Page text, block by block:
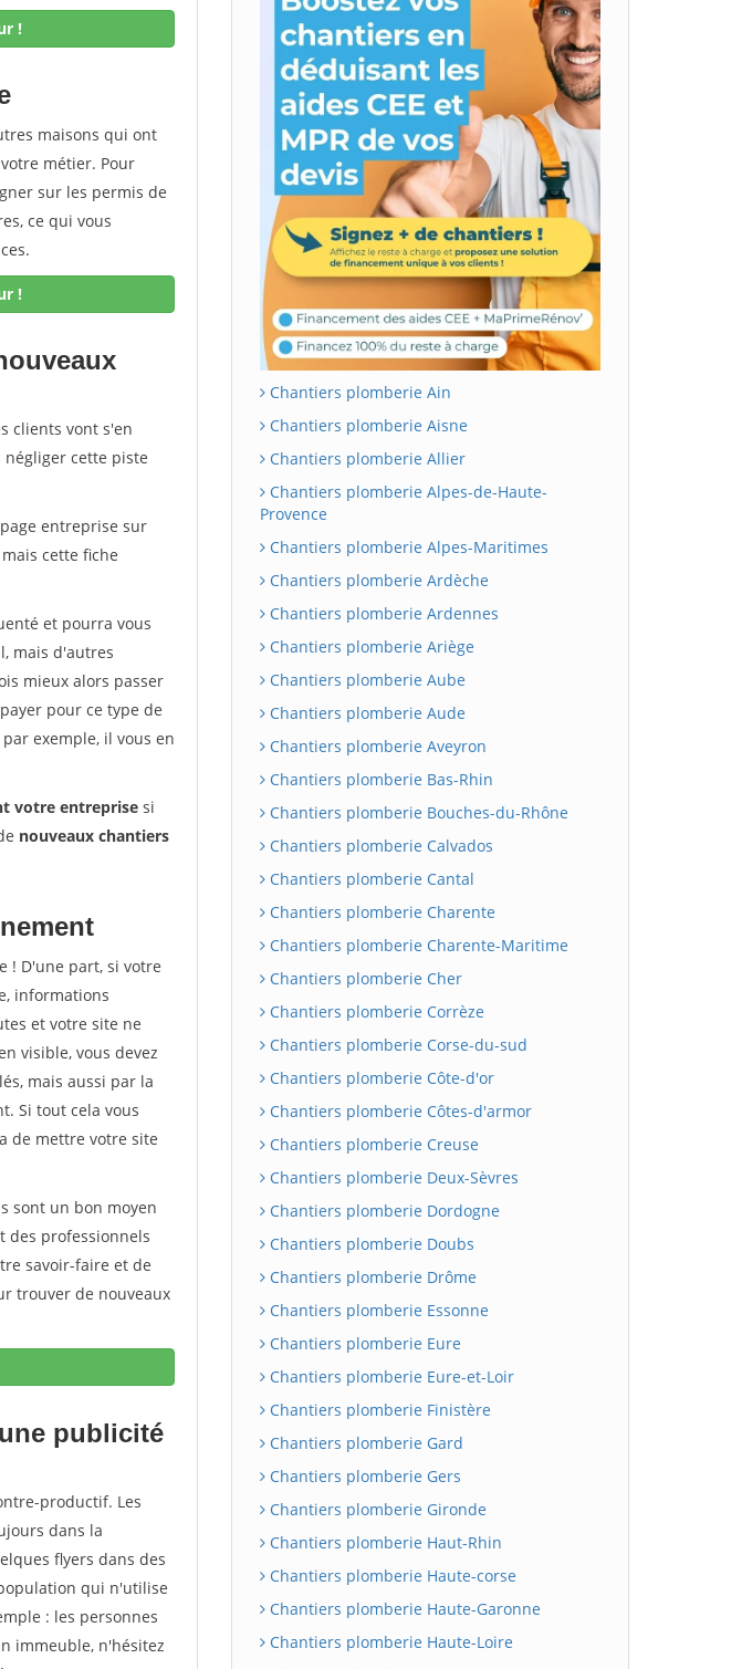
!
maisons qui ont
métier. Pour
sur les permis de
ce qui vous
!
clients vont s'en
cette piste
entreprise sur
cette fiche
et pourra vous
mais d'autres
mieux alors passer
pour ce type de
exemple, il vous en
votre entreprise si
nouveaux chantiers
! D'une part, si votre
informations
et votre site ne
visible, vous devez
mais aussi par la
Si tout cela vous
de mettre votre site
sont un bon moyen
des professionnels
savoir-faire et de
trouver de nouveaux
publicité
productif. Les
dans la
flyers dans des
qui n'utilise
: les personnes
immeuble, n'hésitez
Chantiers plomberie Ain
Chantiers plomberie Aisne
Chantiers plomberie Allier
Chantiers plomberie Alpes-de-Haute-
Provence
Chantiers plomberie Alpes-Maritimes
Chantiers plomberie Ardèche
Chantiers plomberie Ardennes
Chantiers plomberie Ariège
Chantiers plomberie Aube
Chantiers plomberie Aude
Chantiers plomberie Aveyron
Chantiers plomberie Bas-Rhin
Chantiers plomberie Bouches-du-Rhône
Chantiers plomberie Calvados
Chantiers plomberie Cantal
Chantiers plomberie Charente
Chantiers plomberie Charente-Maritime
Chantiers plomberie Cher
Chantiers plomberie Corrèze
Chantiers plomberie Corse-du-sud
Chantiers plomberie Côte-d'or
Chantiers plomberie Côtes-d'armor
Chantiers plomberie Creuse
Chantiers plomberie Deux-Sèvres
Chantiers plomberie Dordogne
Chantiers plomberie Doubs
Chantiers plomberie Drôme
Chantiers plomberie Essonne
Chantiers plomberie Eure
Chantiers plomberie Eure-et-Loir
Chantiers plomberie Finistère
Chantiers plomberie Gard
Chantiers plomberie Gers
Chantiers plomberie Gironde
Chantiers plomberie Haut-Rhin
Chantiers plomberie Haute-corse
Chantiers plomberie Haute-Garonne
Chantiers plomberie Haute-Loire